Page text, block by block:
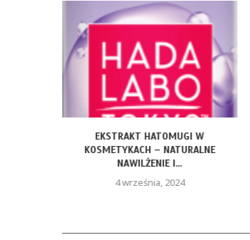
EKSTRAKT HATOMUGI W
KOSMETYKACH – NATURALNE
NAWILŻENIE I...
4 września, 2024